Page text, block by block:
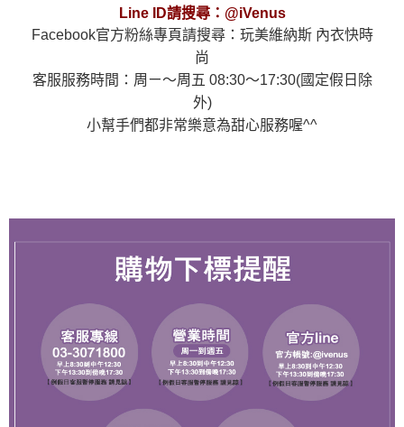
Line ID請搜尋：@iVenus
Facebook官方粉絲專頁請搜尋：玩美維納斯 內衣快時
尚
客服服務時間：周ㄧ～周五 08:30～17:30(國定假日除
外)
小幫手們都非常樂意為甜心服務喔^^